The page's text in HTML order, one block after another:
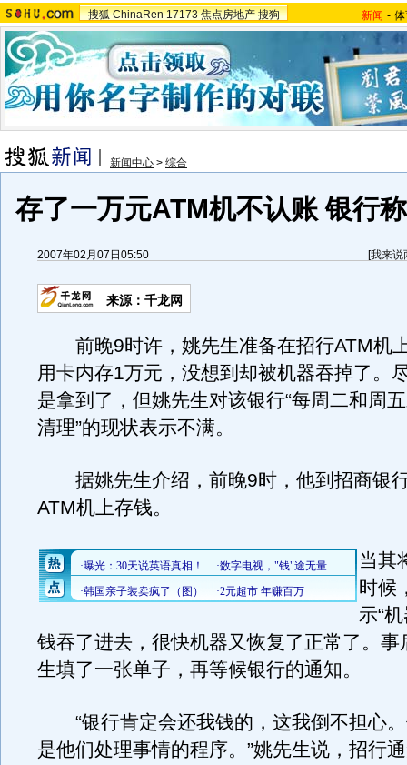
搜狐 ChinaRen 17173 焦点房地产 搜狗 新闻 -
新闻中心 > 综合
存了一万元ATM机不认账 银行
2007年02月07日05:50 [我来说
来源：千龙网
前晚9时许，姚先生准备在招行ATM机
用卡内存1万元，没想到却被机器吞掉了。
是拿到了，但姚先生对该银行“每周二和周
清理”的现状表示不满。
据姚先生介绍，前晚9时，他到招商银
ATM机上存钱。
当其
时候
示“
钱吞了进去，很快机器又恢复了正常了。事
生填了一张单子，再等候银行的通知。
“银行肯定会还我钱的，这我倒不担心。
是他们处理事情的程序。”姚先生说，招行